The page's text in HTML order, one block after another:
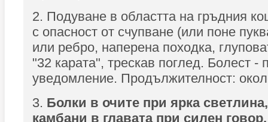
2. Подуване в областта на гръдния
с опасност от счупване (или поне
или ребро, наперена походка,
"32 карата", трескав поглед. Болест -
уведомление. Продължителност:
3. Болки в очите при ярка
камбани в главата при силен